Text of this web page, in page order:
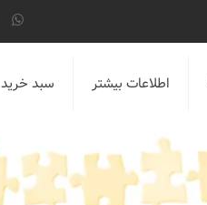
اطلاعات بیشتر سبد خرید